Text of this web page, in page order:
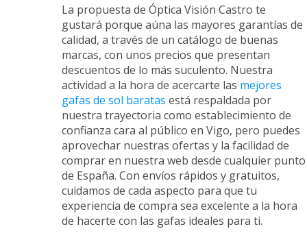
La propuesta de Óptica Visión Castro te
gustará porque aúna las mayores garantías de
calidad, a través de un catálogo de buenas
marcas, con unos precios que presentan
descuentos de lo más suculento. Nuestra
actividad a la hora de acercarte las mejores
gafas de sol baratas está respaldada por
nuestra trayectoria como establecimiento de
confianza cara al público en Vigo, pero puedes
aprovechar nuestras ofertas y la facilidad de
comprar en nuestra web desde cualquier punto
de España. Con envíos rápidos y gratuitos,
cuidamos de cada aspecto para que tu
experiencia de compra sea excelente a la hora
de hacerte con las gafas ideales para ti.